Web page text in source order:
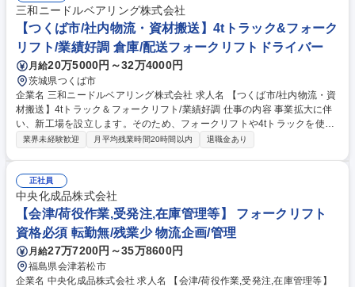
部署を支える業務をお任せします。 【業務内容の変更の範囲】当社業務全
般 募集職種 【プロジェクト企画(航空貨物部門)】三井物産100%出資/羽田
空港独占事業
三和ニードルベアリング株式会社
【つくば市/社内物流・資材搬送】4tトラック&フォーク
リフト/業績好調 倉庫/配送フォークリフトドライバー
月給20万5000円～32万4000円
茨城県つくば市
企業名 三和ニードルベアリング株式会社 求人名 【つくば市/社内物流・資
材搬送】4tトラック＆フォークリフト/業績好調 仕事の内容 事業拡大に伴
い、新工場を設立します。そのため、フォークリフトや4tトラックを使用
し、工場で完成した製品・部品の購買への搬送や、購買に届いた資材の工
配達はなく、無理なく安定して働ける環境が整っています。 出荷業務・梱
包作業、役場関係手続き、産業廃棄物マニフェスト管理、工場修繕計画立
案、資材発注業務、在庫管理・棚卸し業務など、総務的な業務をお任せす
る可能性もございます。 【業務内容の変更範囲】当社の指定する業務 募
集職種 【つくば市/社内物流・資材搬送】4tトラック＆フォークリフト/業
績好調
業界未経験歓迎 月平均残業時間20時間以内 退職金あり
正社員
中央化成品株式会社
【会津/荷役作業,受発注,在庫管理等】 フォークリフト
資格必須 転勤無/残業少 物流企画/管理
月給27万7200円～35万8600円
福島県会津若松市
企業名 中央化成品株式会社 求人名 【会津/荷役作業,受発注,在庫管理等】